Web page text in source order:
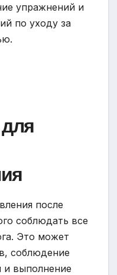
упражнений и
по уходу за
после
соблюдать все
Это может
соблюдение
и выполнение